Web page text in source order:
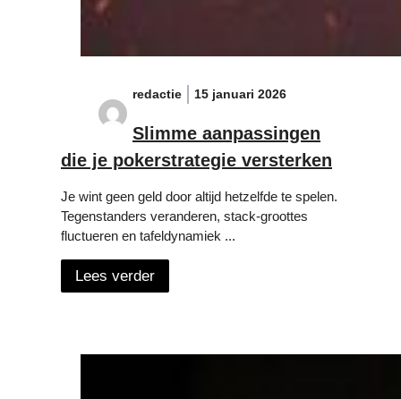
redactie 15 januari 2026
Slimme aanpassingen
die je pokerstrategie versterken
Je wint geen geld door altijd hetzelfde te spelen.
Tegenstanders veranderen, stack-groottes
fluctueren en tafeldynamiek ...
Lees verder